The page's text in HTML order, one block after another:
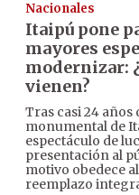
Nacionales
Itaipú pone
mayores
modernizar:
vienen?
Tras casi 24
monumental de
espectáculo de
presentación al
motivo obedece
reemplazo